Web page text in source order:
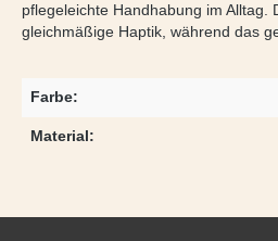
pflegeleichte Handhabung im
gleichmäßige Haptik, während das
Farbe:
Material: